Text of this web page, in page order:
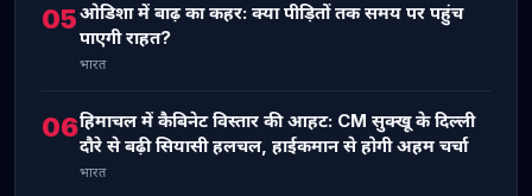
05ओडिशा में बाढ़ का कहर: क्या पीड़ितों तक समय पर पहुंच
पाएगी राहत?
भारत
06हिमाचल में कैबिनेट विस्तार की आहट: CM सुक्खू के दिल्ली
दौरे से बढ़ी सियासी हलचल, हाईकमान से होगी अहम चर्चा
भारत